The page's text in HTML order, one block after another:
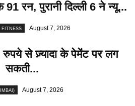
91 रन, पुरानी दिल्ली 6 ने न्यू...
FITNESS August 7, 2026
से ज़्यादा के पेमेंट पर लग
सकती...
August 7, 2026